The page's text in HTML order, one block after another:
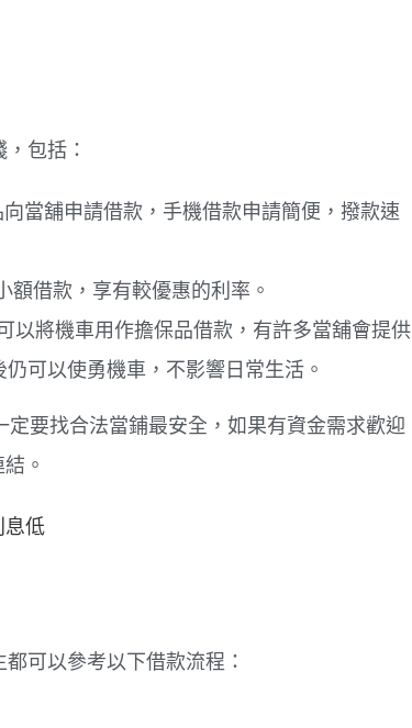
包括：
當舖申請借款，手機借款申請簡便，撥款速
額借款，享有較優惠的利率。
以將機車用作擔保品借款，有許多當舖會提供
可以使勇機車，不影響日常生活。
要找合法當鋪最安全，如果有資金需求歡迎
。
息低
可以參考以下借款流程：